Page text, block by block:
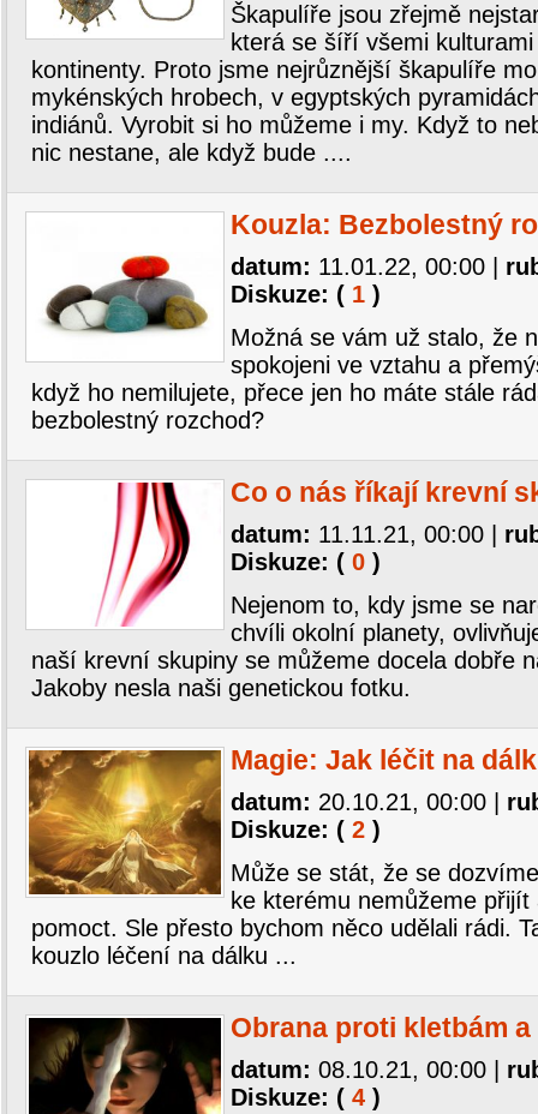
Škapulíře jsou zřejmě
která se šíří všemi
kontinenty. Proto jsme nejrůznější škapulíře
mykénských hrobech, v egyptských
indiánů. Vyrobit si ho můžeme i my. Když to
nic nestane, ale když bude ....
Kouzla: Bezbolestný
datum: 11.01.22, 00:00
Diskuze: ( 1 )
Možná se vám už stalo, že
spokojeni ve vztahu a
když ho nemilujete, přece jen ho máte stále
bezbolestný rozchod?
Co o nás říkají krevní
datum: 11.11.21, 00:00
Diskuze: ( 0 )
Nejenom to, kdy jsme se
chvíli okolní planety,
naší krevní skupiny se můžeme docela dobře
Jakoby nesla naši genetickou fotku.
Magie: Jak léčit na
datum: 20.10.21, 00:00
Diskuze: ( 2 )
Může se stát, že se
ke kterému nemůžeme
pomoct. Sle přesto bychom něco udělali rádi.
kouzlo léčení na dálku ...
Obrana proti kletbám
datum: 08.10.21, 00:00
Diskuze: ( 4 )